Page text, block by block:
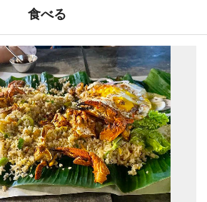
食べる